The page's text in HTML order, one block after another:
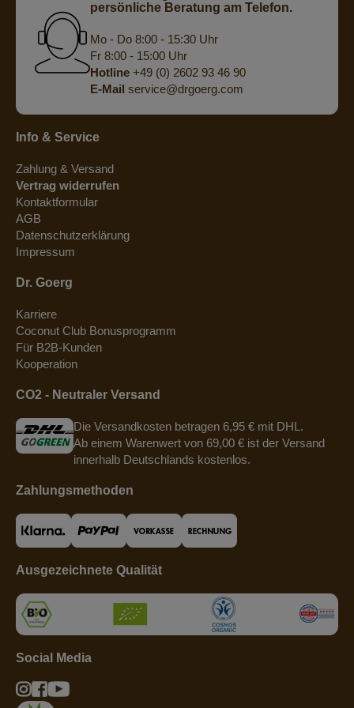
persönliche Beratung am Telefon.
Mo - Do 8:00 - 15:30 Uhr
Fr 8:00 - 15:00 Uhr
Hotline+49 (0) 2602 93 46 90
E-Mail service@drgoerg.com
Info & Service
Zahlung & Versand
Vertrag widerrufen
Kontaktformular
AGB
Datenschutzerklärung
Impressum
Dr. Goerg
Karriere
Coconut Club Bonusprogramm
Für B2B-Kunden
Kooperation
CO2 - Neutraler Versand
Die Versandkosten betragen 6,95 € mit DHL.
Ab einem Warenwert von 69,00 € ist der Versand
innerhalb Deutschlands kostenlos.
Zahlungsmethoden
Ausgezeichnete Qualität
Social Media